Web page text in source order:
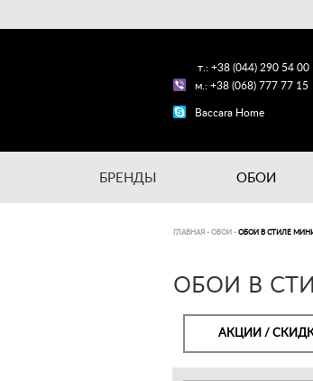
т.: +38 (044) 290 54 00
м.: +38 (068) 777 77 15
Baccara Home
БРЕНДЫ ОБОИ
ГЛАВНАЯ - ОБОИ - ОБОИ В СТИЛЕ
ОБОИ В
АКЦИИ /